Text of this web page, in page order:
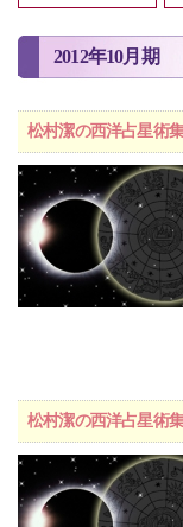
2012年10月期
松村潔の西洋占星術
松村潔の西洋占星術